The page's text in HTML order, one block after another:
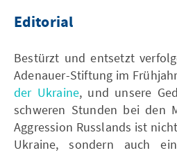
Editorial
Bestürzt und entsetzt
Adenauer-Stiftung im
der Ukraine, und unsere
schweren Stunden bei den
Aggression Russlands ist
Ukraine, sondern auch